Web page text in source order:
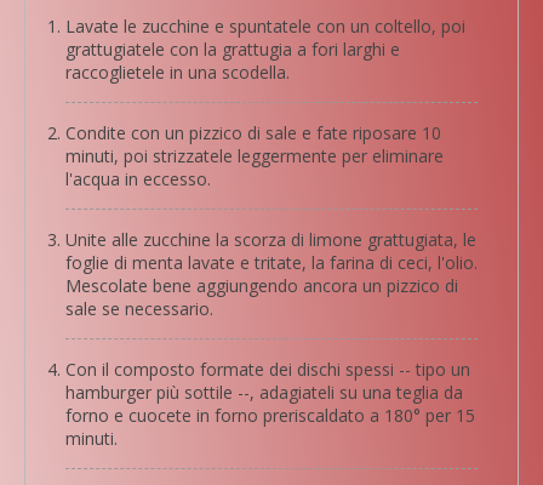
Lavate le zucchine e spuntatele con un coltello, poi
grattugiatele con la grattugia a fori larghi e
raccoglietele in una scodella.
Condite con un pizzico di sale e fate riposare 10
minuti, poi strizzatele leggermente per eliminare
l'acqua in eccesso.
Unite alle zucchine la scorza di limone grattugiata, le
foglie di menta lavate e tritate, la farina di ceci, l'olio.
Mescolate bene aggiungendo ancora un pizzico di
sale se necessario.
Con il composto formate dei dischi spessi -- tipo un
hamburger più sottile --, adagiateli su una teglia da
forno e cuocete in forno preriscaldato a 180° per 15
minuti.